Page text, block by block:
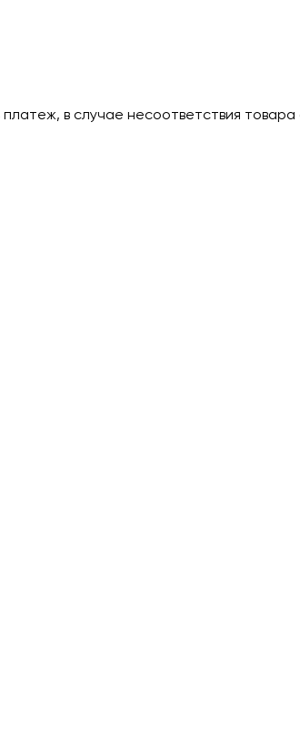
в случае несоответствия